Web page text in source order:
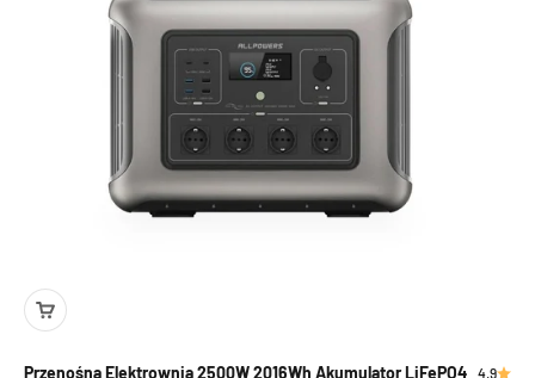
Przenośna Elektrownia 2500W 2016Wh Akumulator LiFePO4
4.9